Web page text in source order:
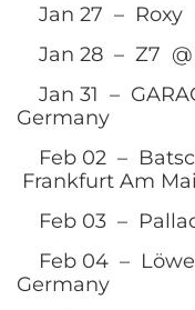
Jan 27 – Roxy
Jan 28 – Z7 @
Jan 31 –
Germany
Feb 02 –
Frankfurt Am
Feb 03 –
Feb 04 –
Germany